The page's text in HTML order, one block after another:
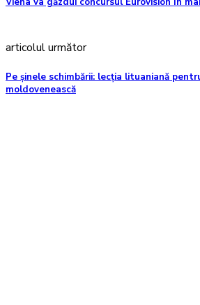
articolul următor
Pe șinele schimbării: lecția lituaniană
moldovenească